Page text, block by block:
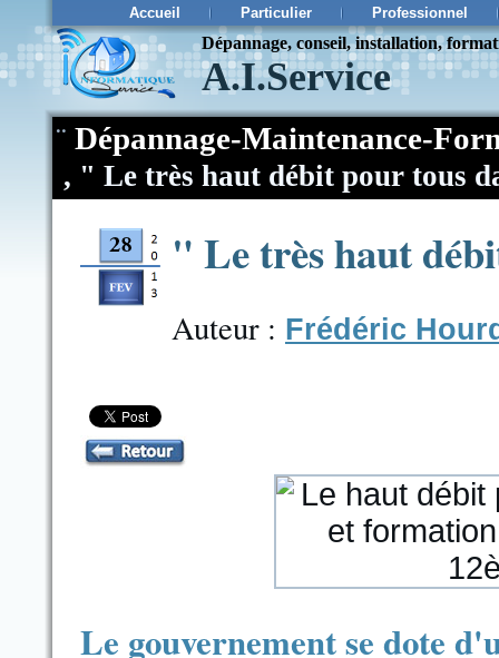
Accueil Particulier Professionnel
Dépannage, conseil, installation,
A.I.Service
¨ Dépannage-Maintenance-
, " Le très haut débit pour tous
" Le très haut
Auteur : Frédéric
Le gouvernement se dote